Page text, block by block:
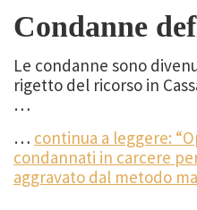
Condanne
Le condanne sono
rigetto del ricorso in
…
… continua a leggere:
condannati in carcere
aggravato dal metodo